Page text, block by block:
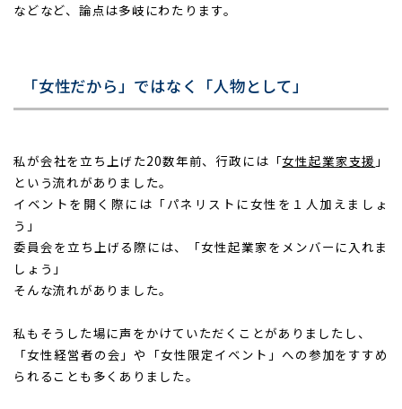
などなど、論点は多岐にわたります。
「女性だから」ではなく「人物として」
私が会社を立ち上げた20数年前、行政には「女性起業家支援 」
という流れがありました。
イベントを開く際には「パネリストに女性を１人加えましょ
う」
委員会を立ち上げる際には、「女性起業家をメンバーに入れま
しょう」
そんな流れがありました。
私もそうした場に声をかけていただくことがありましたし、
「女性経営者の会」や「女性限定イベント」への参加をすすめ
られることも多くありました。